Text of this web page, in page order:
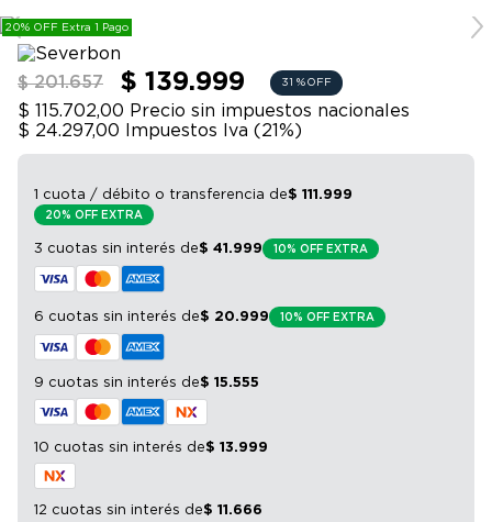
20% OFF Extra 1 Pago
$ 201.657 $ 139.999 31 % OFF
$ 115.702,00 Precio sin impuestos nacionales
$ 24.297,00
Impuestos Iva (21%)
1 cuota / débito o transferencia de$ 111 .999
20% OFF EXTRA
3 cuotas sin interés de$ 41 .999 10% OFF EXTRA
6 cuotas sin interés de$ 20.999 10% OFF EXTRA
9 cuotas sin interés de$ 15.555
10 cuotas sin interés de$ 13.999
12 cuotas sin interés de$ 11 .666
10. smart tv